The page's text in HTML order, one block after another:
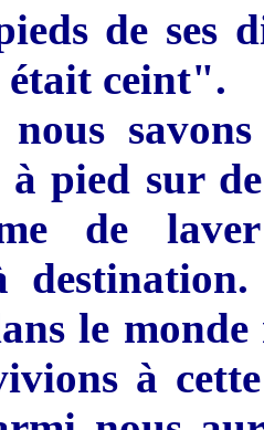
de ses
ceint".
à pied sur
de
le monde
à